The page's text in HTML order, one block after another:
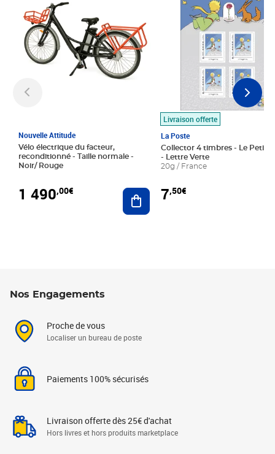
Nouvelle Attitude
Vélo électrique du facteur,
reconditionné - Taille normale -
Noir/ Rouge
1 490,00€ Ajouter au panier
Livraison offerte
La Poste
Collector 4 timbres - Le Petit
- Lettre Verte
20g / France
7,50€
Nos Engagements
Proche de vous
Localiser un bureau de poste
Paiements 100% sécurisés
Livraison offerte dès 25€ d'achat
Hors livres et hors produits marketplace